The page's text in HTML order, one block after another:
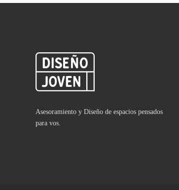
Asesoramiento y Diseño de espacios pensados
para vos.